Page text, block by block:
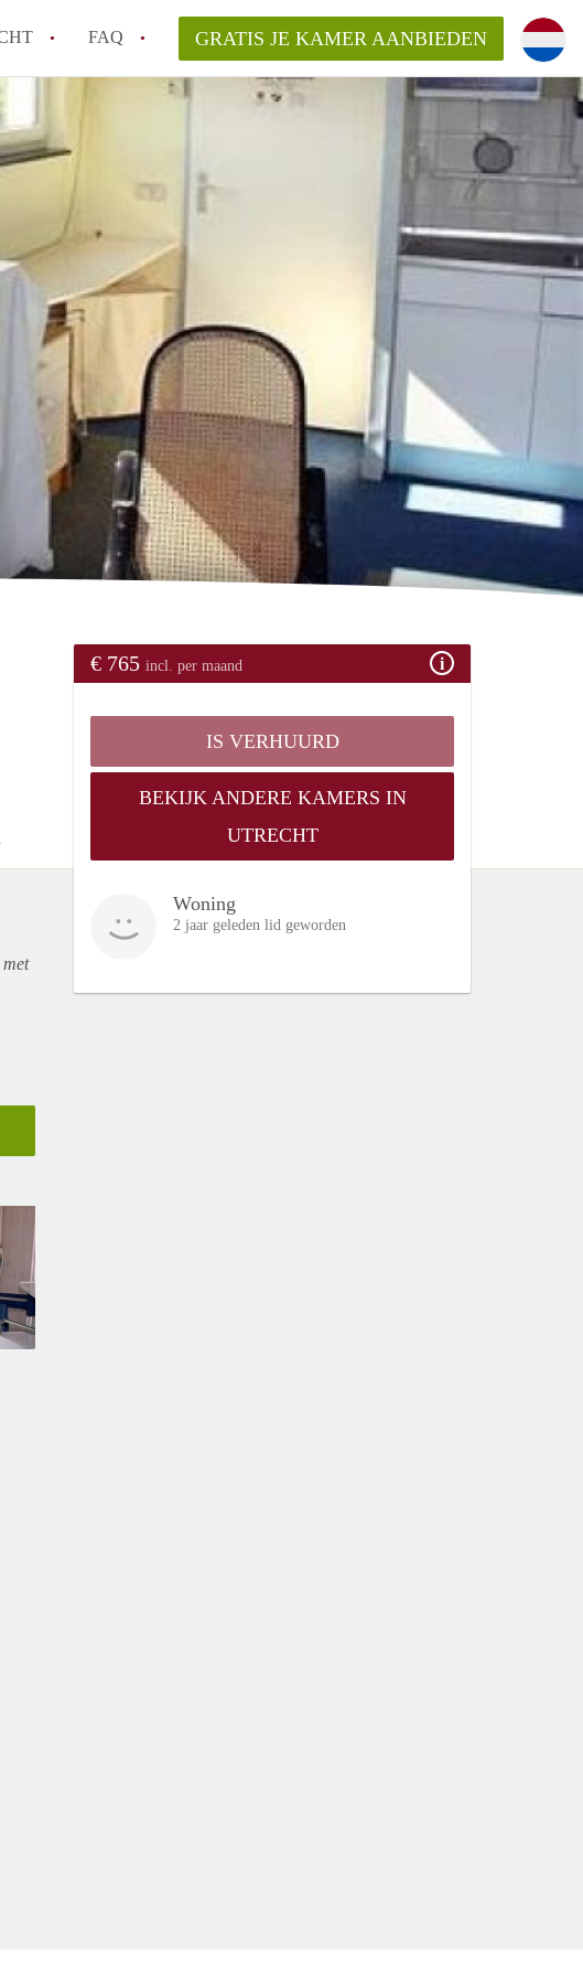
FAQ
kamer in Utrecht?
om een kamer te vinden in Utrecht?
een kamer te vinden!
KamersUtrecht!
GRATIS JE KAMER AANBIEDEN
€ 765 incl. per maand
IS VERHUURD
BEKIJK ANDERE KAMERS IN
UTRECHT
Woning
2 jaar geleden lid geworden